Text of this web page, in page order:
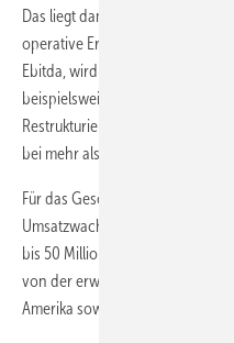
Das liegt damit am unteren Ende
operative Ergebnis vor
Ebitda, wird voraussichtlich bei
beispielsweise durch
Restrukturierung belastet. Die
bei mehr als 80 Millionen Euro.
Für das Geschäftsjahr 2019
Umsatzwachstum auf 800 bis
bis 50 Millionen Euro erreichen.
von der erwarteten positiven
Amerika sowie des